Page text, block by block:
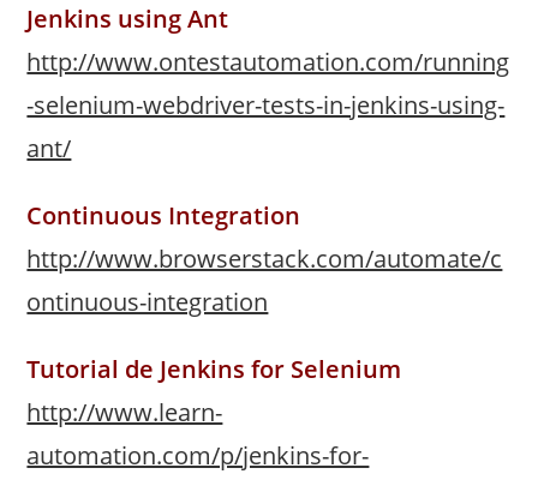
Jenkins using Ant
http://www.ontestautomation.com/running
-selenium-webdriver-tests-in-jenkins-using-
ant/
Continuous Integration
http://www.browserstack.com/automate/c
ontinuous-integration
Tutorial de Jenkins for Selenium
http://www.learn-
automation.com/p/jenkins-for-